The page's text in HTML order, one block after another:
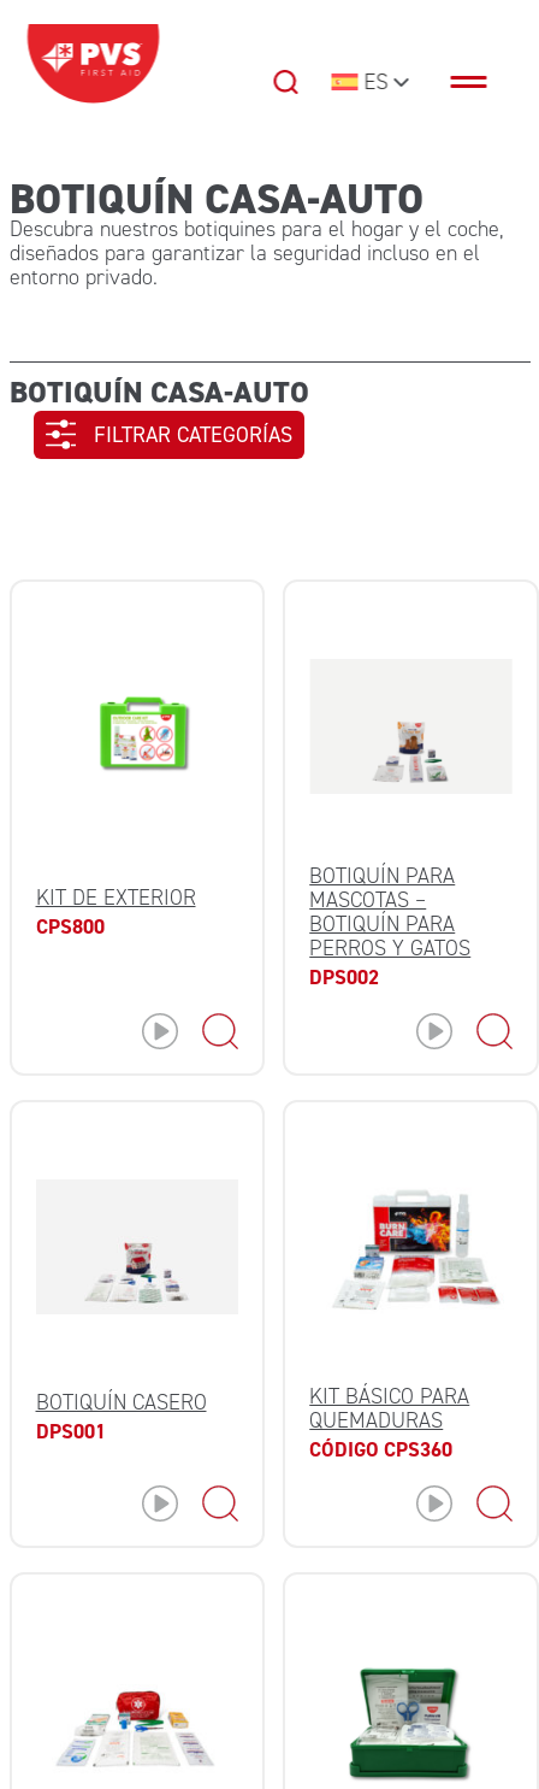
Saltar al contenido
Navegación principal ES
BOTIQUÍN CASA-AUTO
Descubra nuestros botiquines para el hogar y el coche,
diseñados para garantizar la seguridad incluso en el
entorno privado.
BOTIQUÍN CASA-AUTO
FILTRAR CATEGORÍAS
KIT DE EXTERIOR
CPS800
BOTIQUÍN PARA
MASCOTAS –
BOTIQUÍN PARA
PERROS Y GATOS
DPS002
BOTIQUÍN CASERO
DPS001
KIT BÁSICO PARA
QUEMADURAS
CÓDIGO CPS360